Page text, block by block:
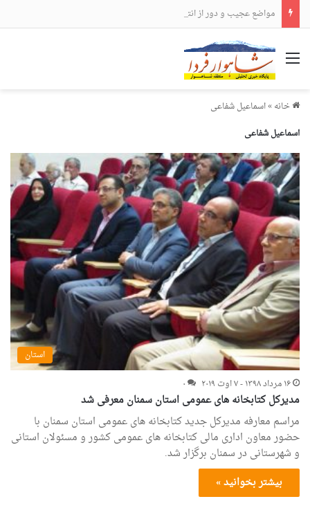
مواضع عجیب و دور از انتظار علی لاریجانی
منو
خانه»اسماعیل شفاعی
اسماعیل شفاعی
استان
۱۶ مرداد ۱۳۹۸ - ۷ اوت ۲۰۱۹
۰
مدیرکل کتابخانه های عمومی استان سمنان معرفی شد
مراسم معارفه مدیرکل جدید کتابخانه های عمومی استان سمنان با
حضور معاون اداری مالی کتابخانه های عمومی کشور و مسئولان استانی
و شهرستانی در سمنان برگزار شد.
بیشتر بخوانید »